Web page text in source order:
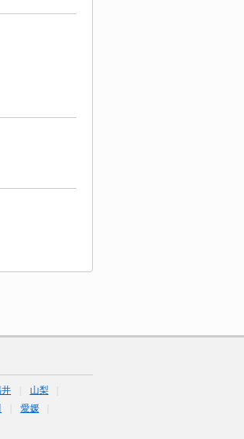
井
山梨
愛媛